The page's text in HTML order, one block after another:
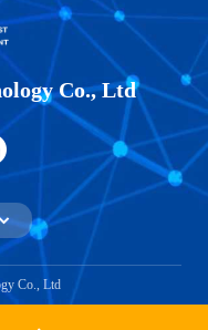
Co., Ltd
Co., Ltd